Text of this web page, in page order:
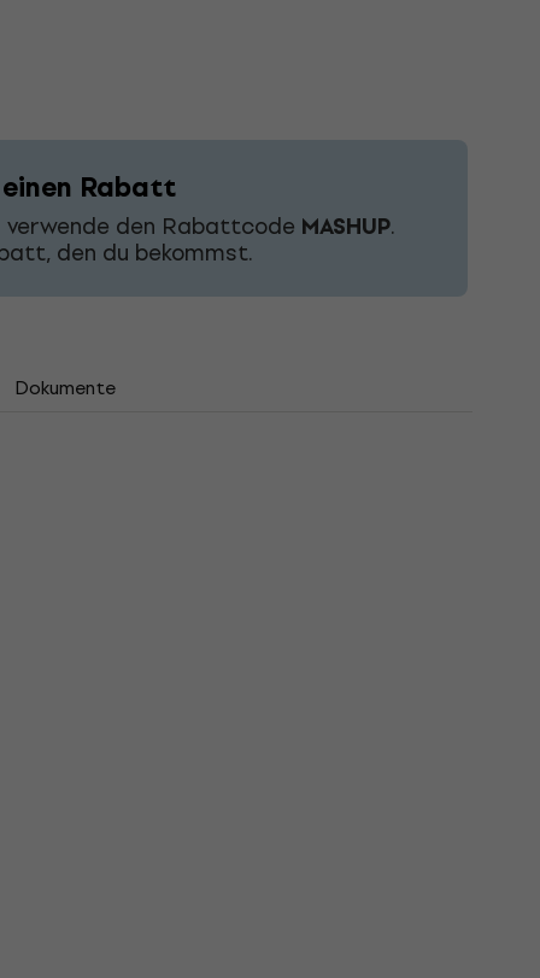
Rabatt
den Rabattcode MASHUP.
den du bekommst.
Dokumente